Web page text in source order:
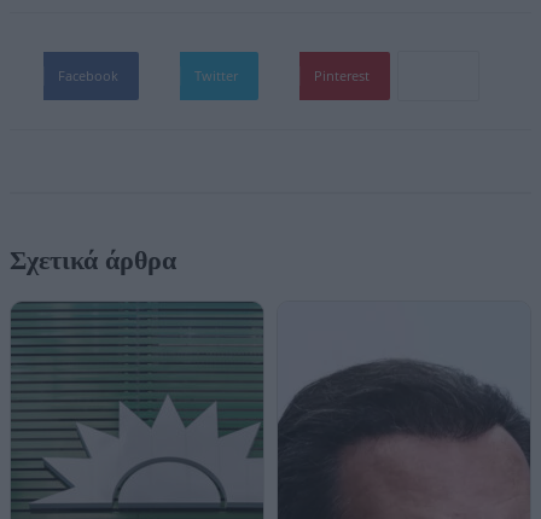
Facebook Twitter Pinterest
Σχετικά άρθρα